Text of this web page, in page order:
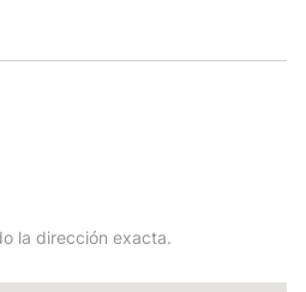
la dirección exacta.